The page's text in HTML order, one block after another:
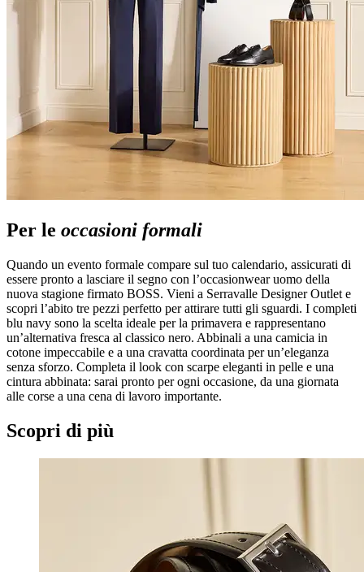
Per le occasioni formali
Quando un evento formale compare sul tuo calendario, assicurati di
essere pronto a lasciare il segno con l’occasionwear uomo della
nuova stagione firmato BOSS. Vieni a Serravalle Designer Outlet e
scopri l’abito tre pezzi perfetto per attirare tutti gli sguardi. I completi
blu navy sono la scelta ideale per la primavera e rappresentano
un’alternativa fresca al classico nero. Abbinali a una camicia in
cotone impeccabile e a una cravatta coordinata per un’eleganza
senza sforzo. Completa il look con scarpe eleganti in pelle e una
cintura abbinata: sarai pronto per ogni occasione, da una giornata
alle corse a una cena di lavoro importante.
Scopri di più